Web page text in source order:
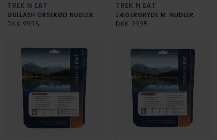
TREK N EAT
GULLASH OKSEKØD NUDLER
DKK 99,95
TREK N EAT
JÆGERGRYDE M. NUDLER
DKK 99,95